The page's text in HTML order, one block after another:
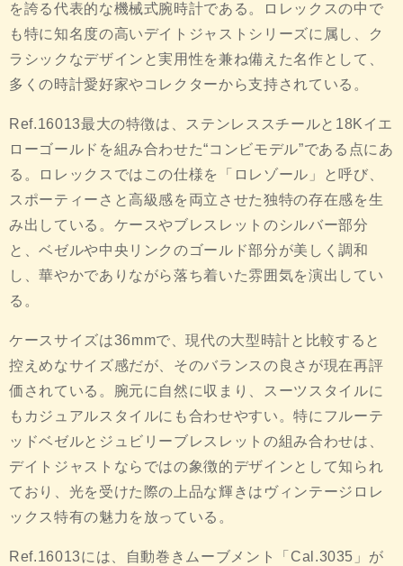
を誇る代表的な機械式腕時計である。ロレックスの中で
も特に知名度の高いデイトジャストシリーズに属し、ク
ラシックなデザインと実用性を兼ね備えた名作として、
多くの時計愛好家やコレクターから支持されている。
Ref.16013最大の特徴は、ステンレススチールと18Kイエ
ローゴールドを組み合わせた“コンビモデル”である点にあ
る。ロレックスではこの仕様を「ロレゾール」と呼び、
スポーティーさと高級感を両立させた独特の存在感を生
み出している。ケースやブレスレットのシルバー部分
と、ベゼルや中央リンクのゴールド部分が美しく調和
し、華やかでありながら落ち着いた雰囲気を演出してい
る。
ケースサイズは36mmで、現代の大型時計と比較すると
控えめなサイズ感だが、そのバランスの良さが現在再評
価されている。腕元に自然に収まり、スーツスタイルに
もカジュアルスタイルにも合わせやすい。特にフルーテ
ッドベゼルとジュビリーブレスレットの組み合わせは、
デイトジャストならではの象徴的デザインとして知られ
ており、光を受けた際の上品な輝きはヴィンテージロレ
ックス特有の魅力を放っている。
Ref.16013には、自動巻きムーブメント「Cal.3035」が